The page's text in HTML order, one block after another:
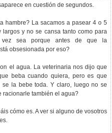
en cuestión de segundos.
hambre? La sacamos a pasear 4 o 5
y no se cansa tanto como para
sea porque antes de que la
obsesionada por eso?
el agua. La veterinaria nos dijo que
beba cuando quiera, pero es que
la bebe toda. Y claro, luego no se
racionarle también el agua?
cómo es. A ver si alguno de vosotros